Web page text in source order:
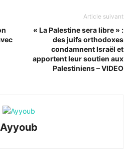
Article suivant
« La Palestine sera libre » :
des juifs orthodoxes
condamnent Israël et
apportent leur soutien aux
Palestiniens – VIDEO
Ayyoub